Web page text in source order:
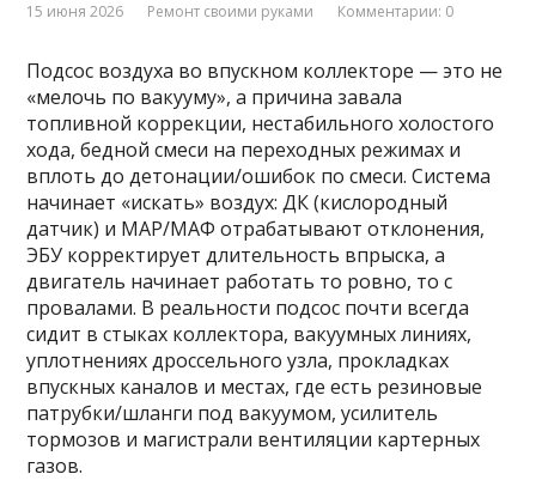
15 июня 2026 Ремонт своими руками Комментарии: 0
Подсос воздуха во впускном коллекторе — это не
«мелочь по вакууму», а причина завала
топливной коррекции, нестабильного холостого
хода, бедной смеси на переходных режимах и
вплоть до детонации/ошибок по смеси. Система
начинает «искать» воздух: ДК (кислородный
датчик) и МАР/МАФ отрабатывают отклонения,
ЭБУ корректирует длительность впрыска, а
двигатель начинает работать то ровно, то с
провалами. В реальности подсос почти всегда
сидит в стыках коллектора, вакуумных линиях,
уплотнениях дроссельного узла, прокладках
впускных каналов и местах, где есть резиновые
патрубки/шланги под вакуумом, усилитель
тормозов и магистрали вентиляции картерных
газов.